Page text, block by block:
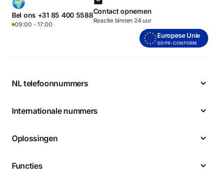
Bel ons +31 85 400 5588
09:00 - 17:00
Contact opnemen
Reactie binnen 24 uur
Europese Unie
GDPR-CONFORM
NL telefoonnummers
Internationale nummers
Oplossingen
Functies